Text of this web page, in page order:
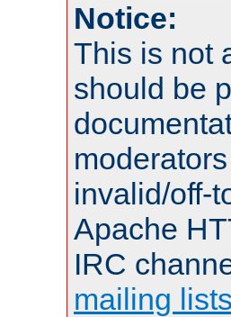
Notice:
This is not
should be
invalid/off-
Apache
IRC
mailing lists